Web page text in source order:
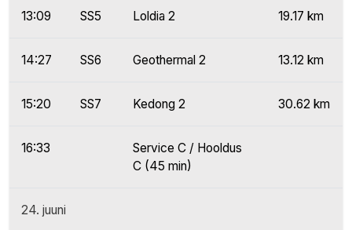
13:09 SS5 Loldia 2 19.17 km
14:27 SS6 Geothermal 2 13.12 km
15:20 SS7 Kedong 2 30.62 km
16:33
Service C / Hooldus
C (45 min)
24. juuni